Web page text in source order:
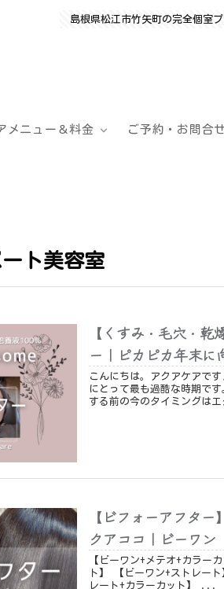
島根県松江市竹矢町の完全個室
メニュー＆料金 ご予約・お問合せ
ト美容室
【くすみ・毛穴・
ー｜ピカピカ年末
こんにちは。アクアケアです♪ 秋から冬にかけての季節の変わり目
にとって最も過酷な時期で
【ビフォーアフタ
クアココ｜ビーワン
【ビーワン+メテオ+カラーカット】 【ビーワン+ストレー
ト】 【ビーワン+ストレート】 【ビーワン+ストレート】 【ビーワン+スト
レート+カラーカット】 ...